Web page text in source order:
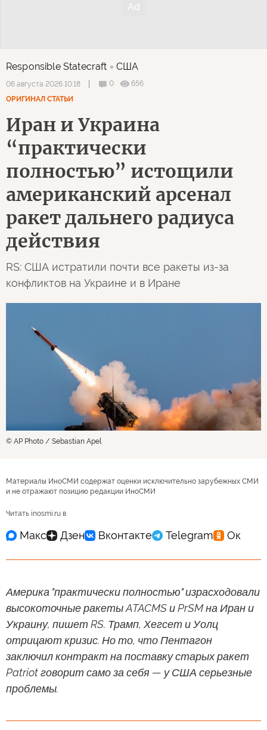
Responsible Statecraft США
06 августа 2026 10:18 0
656
ОРИГИНАЛ СТАТЬИ
Иран и Украина
“практически
полностью” истощили
американский арсенал
ракет дальнего радиуса
действия
RS: США истратили почти все ракеты из-за
конфликтов на Украине и в Иране
© AP Photo / Sebastian Apel
Материалы ИноСМИ содержат оценки исключительно зарубежных СМИ
и не отражают позицию редакции ИноСМИ
Читать inosmi.ru в
Америка "практически полностью" израсходовали
высокоточные ракеты ATACMS и PrSM на Иран и
Украину, пишет RS. Трамп, Хегсет и Уолц
отрицают кризис. Но то, что Пентагон
заключил контракт на поставку старых ракет
Patriot говорит само за себя — у США серьезные
проблемы.